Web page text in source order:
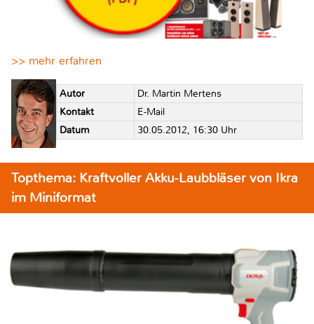
>> mehr erfahren
Autor
Dr. Martin Mertens
Kontakt
E-Mail
Datum
30.05.2012, 16:30 Uhr
Topthema: Kraftvoller Akku-Laubbläser von Ikra
im Miniformat